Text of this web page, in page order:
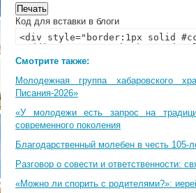
Код для вставки в блоги
Смотрите также:
Молодежная группа хабаровского
Писания-2026»
«У молодежи есть запрос на
современного поколения
Благодарственный молебен в честь 105-
Разговор о совести и ответственности:
«Можно ли спорить с родителями?»: